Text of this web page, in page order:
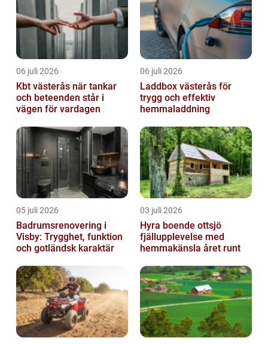
06 juli 2026
Kbt västerås när tankar
och beteenden står i
vägen för vardagen
06 juli 2026
Laddbox västerås för
trygg och effektiv
hemmaladdning
05 juli 2026
Badrumsrenovering i
Visby: Trygghet, funktion
och gotländsk karaktär
03 juli 2026
Hyra boende ottsjö
fjällupplevelse med
hemmakänsla året runt